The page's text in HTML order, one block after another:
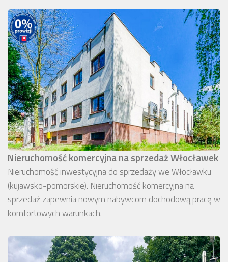
Nieruchomość komercyjna na sprzedaż Włocławek
Nieruchomość inwestycyjna do sprzedaży we Włocławku
(kujawsko-pomorskie). Nieruchomość komercyjna na
sprzedaż zapewnia nowym nabywcom dochodową pracę w
komfortowych warunkach.